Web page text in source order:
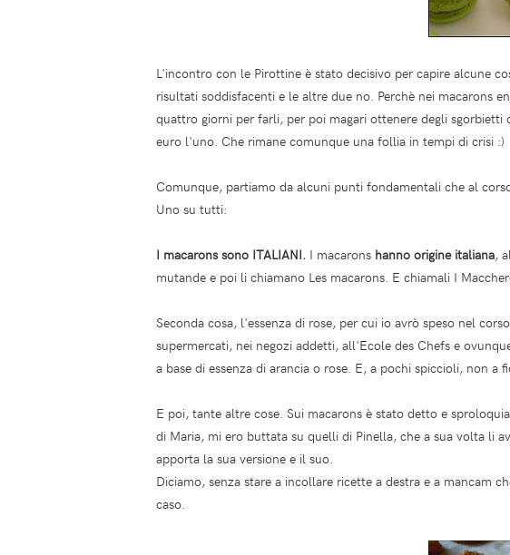
L'incontro con le Pirottine è stato decisivo per capire alcune
risultati soddisfacenti e le altre due no. Perchè nei macarons
quattro giorni per farli, per poi magari ottenere degli
euro l'uno. Che rimane comunque una follia in tempi di crisi :)
Comunque, partiamo da alcuni punti fondamentali che al
Uno su tutti:
I macarons sono ITALIANI. I macarons hanno origine italiana,
mutande e poi li chiamano Les macarons. E chiamali I
Seconda cosa, l'essenza di rose, per cui io avrò speso nel
supermercati, nei negozi addetti, all'Ecole des Chefs e
a base di essenza di arancia o rose. E, a pochi spiccioli, non
E poi, tante altre cose. Sui macarons è stato detto e
di Maria, mi ero buttata su quelli di Pinella, che a sua volta li
apporta la sua versione e il suo.
Diciamo, senza stare a incollare ricette a destra e a mancam
caso.